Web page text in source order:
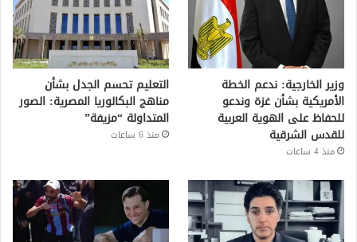
وزير الخارجية: ندعم الخطة
الأمريكية بشأن غزة وندعو
للحفاظ على الهوية العربية
للقدس الشرقية
منذ 4 ساعات
التعليم تحسم الجدل بشأن
مناهج البكالوريا المصرية: الصور
المتداولة “مزيفة”
منذ 6 ساعات